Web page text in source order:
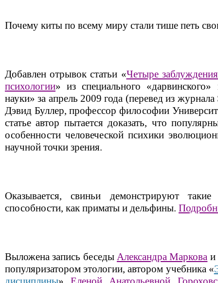
Почему киты по всему миру стали тише петь
Добавлен отрывок статьи «Четыре
психологии» из специального
науки» за апрель 2009 года (перевед из
Дэвид Буллер, профессор философии
статье автор пытается доказать, что
особенности человеческой психики
научной точки зрения.
Оказывается, свиньи демонстрируют
способности, как приматы и дельфины.
Выложена запись беседы Александра Маркова и
популяризатором этологии, автором учебника «